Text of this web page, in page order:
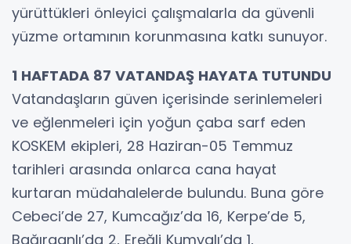
yürüttükleri önleyici çalışmalarla da güvenli
yüzme ortamının korunmasına katkı sunuyor.
1 HAFTADA 87 VATANDAŞ HAYATA TUTUNDU
Vatandaşların güven içerisinde serinlemeleri
ve eğlenmeleri için yoğun çaba sarf eden
KOSKEM ekipleri, 28 Haziran-05 Temmuz
tarihleri arasında onlarca cana hayat
kurtaran müdahalelerde bulundu. Buna göre
Cebeci’de 27, Kumcağız’da 16, Kerpe’de 5,
Bağırganlı’da 2, Ereğli Kumyalı’da 1,